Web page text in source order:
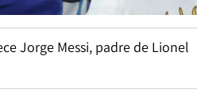
Jorge Messi, padre de Lionel